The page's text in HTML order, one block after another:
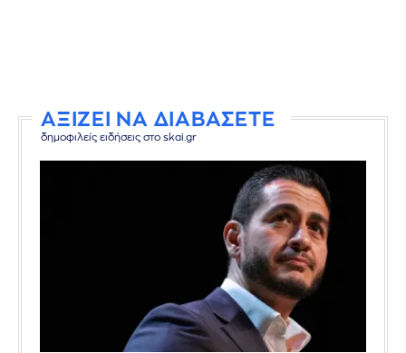
ΑΞΙΖΕΙ ΝΑ ΔΙΑΒΑΣΕΤΕ
δημοφιλείς ειδήσεις στο skai.gr